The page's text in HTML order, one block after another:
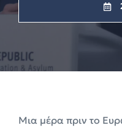
Μια μέρα πριν το